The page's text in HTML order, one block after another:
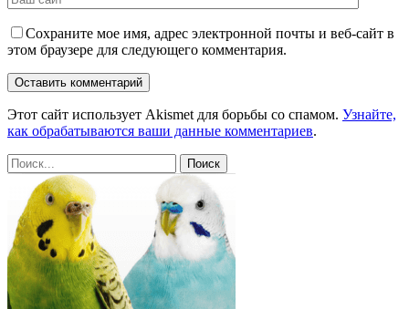
Сохраните мое имя, адрес электронной почты и веб-сайт в
этом браузере для следующего комментария.
Этот сайт использует Akismet для борьбы со спамом. Узнайте,
как обрабатываются ваши данные комментариев.